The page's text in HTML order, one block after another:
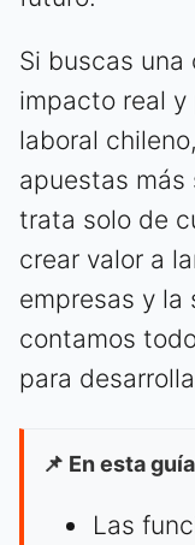
Si buscas una
impacto real
laboral
apuestas más
trata solo de
crear valor a
empresas y la
contamos
para
📌 En esta
Las